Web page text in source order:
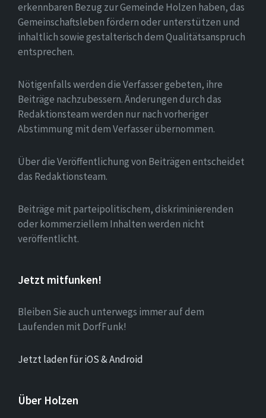
erkennbaren Bezug zur Gemeinde Holzen haben, das
Gemeinschaftsleben fördern oder unterstützen und
inhaltlich sowie gestalterisch dem Qualitätsanspruch
entsprechen.
Nötigenfalls werden die Verfasser gebeten, ihre
Beiträge nachzubessern. Änderungen durch das
Redaktionsteam werden nur nach vorheriger
Abstimmung mit dem Verfasser übernommen.
Über die Veröffentlichung von Beiträgen entscheidet
das Redaktionsteam.
Beiträge mit parteipolitischem, diskriminierenden
oder kommerziellem Inhalten werden nicht
veröffentlicht.
Jetzt mitfunken!
Bleiben Sie auch unterwegs immer auf dem
Laufenden mit DorfFunk!
Jetzt laden für iOS & Android
Über Holzen